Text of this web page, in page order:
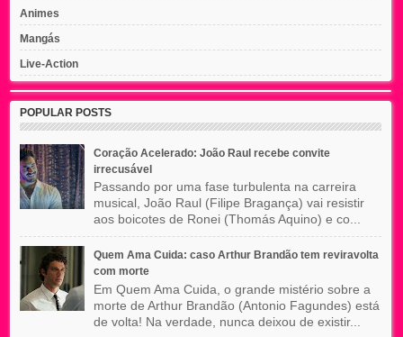
Animes
Mangás
Live-Action
POPULAR POSTS
Coração Acelerado: João Raul recebe convite
irrecusável
Passando por uma fase turbulenta na carreira
musical, João Raul (Filipe Bragança) vai resistir
aos boicotes de Ronei (Thomás Aquino) e co...
Quem Ama Cuida: caso Arthur Brandão tem reviravolta
com morte
Em Quem Ama Cuida, o grande mistério sobre a
morte de Arthur Brandão (Antonio Fagundes) está
de volta! Na verdade, nunca deixou de existir...